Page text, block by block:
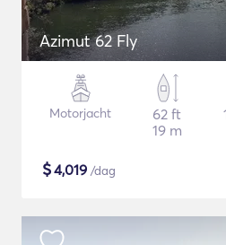
Azimut 62 Fly
Motorjacht
62 ft
19 m
$4,019 /dag